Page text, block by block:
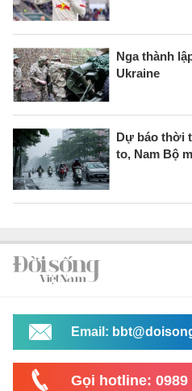
Nga thành
Ukraine
Dự báo thời
to, Nam Bộ
Email:
Gọi hotline: 0989